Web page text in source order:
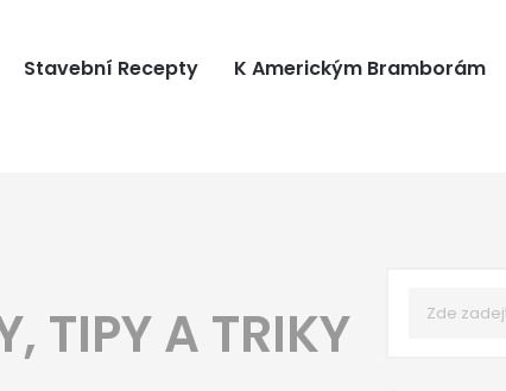
Stavební Recepty K Americkým Bramborám
TIPY A TRIKY